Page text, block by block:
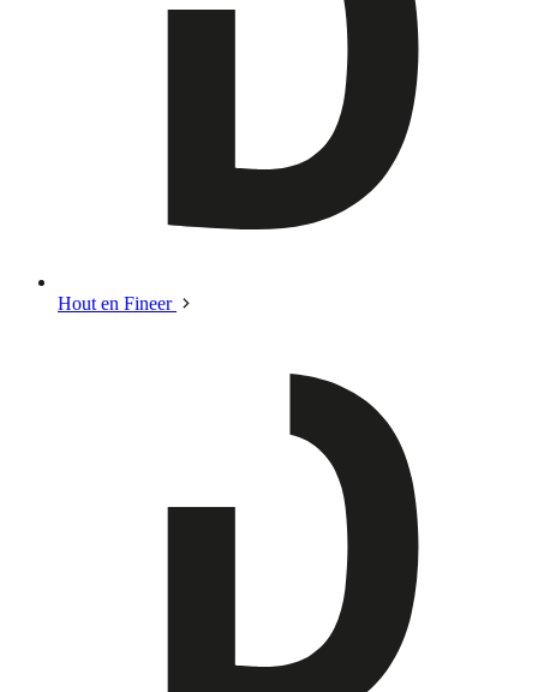
Hout en Fineer